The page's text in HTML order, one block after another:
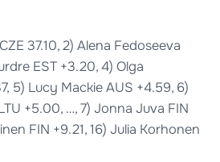
37.10, 2) Alena Fedoseeva
EST +3.20, 4) Olga
5) Lucy Mackie AUS +4.59, 6)
+5.00, …, 7) Jonna Juva FIN
FIN +9.21, 16) Julia Korhonen